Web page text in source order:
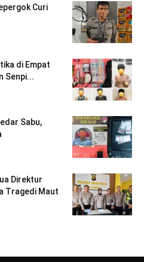
Curi
di Empat
Senpi...
Sabu,
Direktur
Tragedi Maut